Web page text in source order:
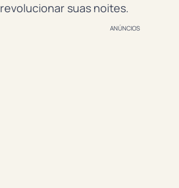
revolucionar suas noites.
ANÚNCIOS